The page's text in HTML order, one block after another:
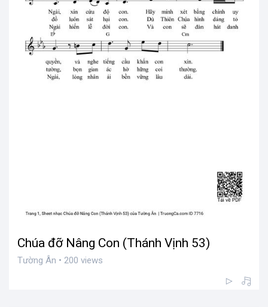
Chúa đỡ Nâng Con (Thánh Vịnh 53)
Tường Ân • 200 views